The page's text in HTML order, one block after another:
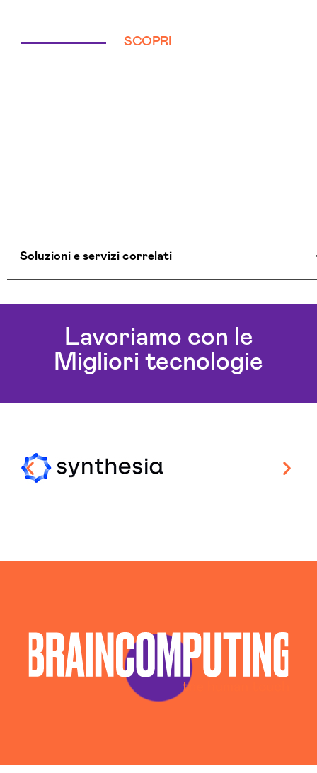
SCOPRI
Soluzioni e servizi correlati
Aziende Intelligenza Artificiale Milano
Consulenza Chatbot Ai Milano
Esperti In Intelligenza Artificiale Milano
Sviluppo Algoritmi Intelligenza Artificiale Milano
Sviluppo Soluzioni Intelligenza Artificiale Milano
Lavoriamo con le
Migliori tecnologie